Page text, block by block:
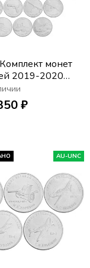
монет
2019-2020
шт)
₽
AU-UNC